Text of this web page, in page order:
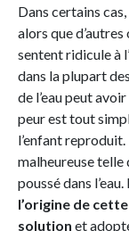
Dans certains
alors que
sentent ridicule à
dans la plupart
de l’eau peut
peur est tout
l’enfant
malheureuse telle
poussé dans
l’origine de
solution et